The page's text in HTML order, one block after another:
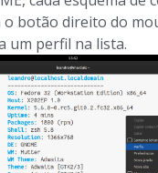
botão direito do
um perfil na lista.